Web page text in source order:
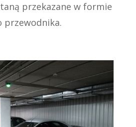
przekazane w formie
przewodnika.